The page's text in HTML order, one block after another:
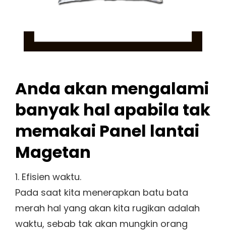
Anda akan mengalami
banyak hal apabila tak
memakai Panel lantai
Magetan
1. Efisien waktu.
Pada saat kita menerapkan batu bata
merah hal yang akan kita rugikan adalah
waktu, sebab tak akan mungkin orang